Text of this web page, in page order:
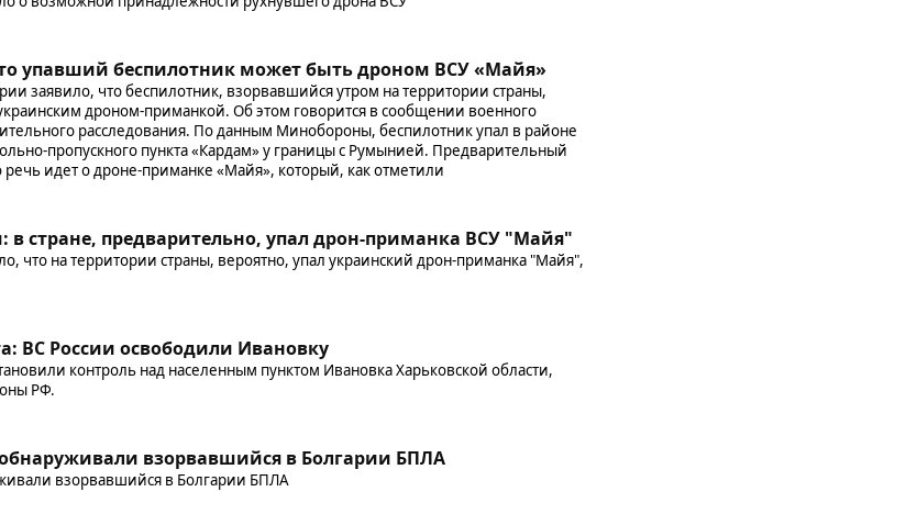
упавший беспилотник может быть дроном ВСУ «Майя»
заявило, что беспилотник, взорвавшийся утром на территории страны,
дроном-приманкой. Об этом говорится в сообщении военного
расследования. По данным Минобороны, беспилотник упал в районе
пропускного пункта «Кардам» у границы с Румынией. Предварительный
речь идет о дроне-приманке «Майя», который, как отметили
стране, предварительно, упал дрон-приманка ВСУ "Майя"
что на территории страны, вероятно, упал украинский дрон-приманка "Майя",
ВС России освободили Ивановку
контроль над населенным пунктом Ивановка Харьковской области,
РФ.
взорвавшийся в Болгарии БПЛА
взорвавшийся в Болгарии БПЛА